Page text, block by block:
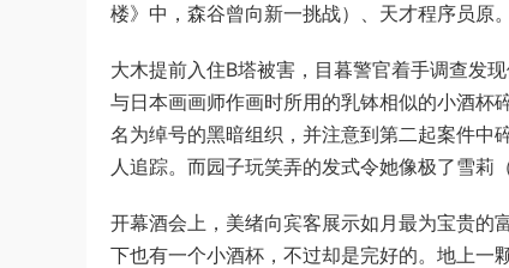
楼》中，森谷曾向新一挑战）、天才程序员原
大木提前入住B塔被害，目暮警官着手调查发
与日本画画师作画时所用的乳钵相似的小酒杯
名为绰号的黑暗组织，并注意到第二起案件中
人追踪。而园子玩笑弄的发式令她像极了雪莉
开幕酒会上，美绪向宾客展示如月最为宝贵的
下也有一个小酒杯，不过却是完好的。地上一